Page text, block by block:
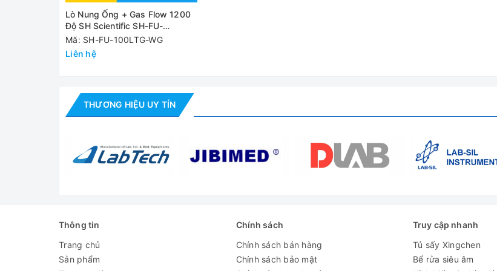
Lò nung
Đánh giá
Lò Nung Ống + Gas Flow 1200
Độ SH Scientific SH-FU-
100LTG-WG
Mã: SH-FU-100LTG-WG
Liên hệ
THƯƠNG HIỆU UY TÍN
Thông tin
Trang chủ
Sản phẩm
Chính sách
Chính sách bán hàng
Chính sách bảo mật
Truy cập nhanh
Tủ sấy Xingchen
Bể rửa siêu âm